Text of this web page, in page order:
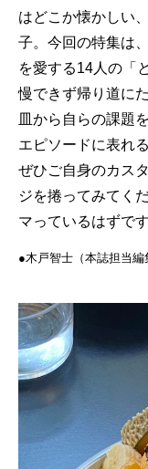
はどこか懐かしい
子。今回の特集は
を愛する14人の「
慢できず帰り道に
皿から自らの課題
エピソードに表れ
ぜひご自身のカス
ジを捲ってみてく
マっているはずです
●木戸智士（本誌担当編